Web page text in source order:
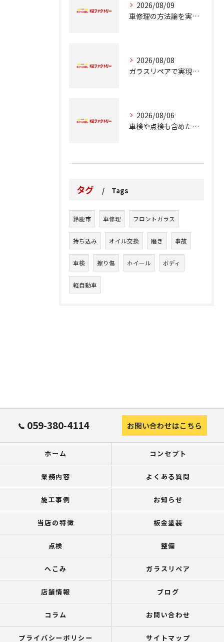
2026/08/09
車修理の方法論を実例とコスト比較で徹底解説
2026/08/08
ガラスリペアで実現する交換前の応急処置の重要性
2026/08/06
車検や点検も含めた車修理の重要ポイント解説
タグ Tags
鈴鹿市 車修理 フロントガラス
持ち込み オイル交換 磨き 事故
車検 擦り傷 ホイール ボディ
軽自動車
059-380-4114 お問い合わせはこちら
ホーム コンセプト
業務内容 よくある質問
施工事例 お知らせ
当店の特徴 板金塗装
点検 整備
へこみ ガラスリペア
店舗情報 ブログ
コラム お問い合わせ
プライバシーポリシー サイトマップ